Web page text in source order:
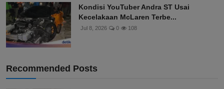
Kondisi YouTuber Andra ST Usai
Kecelakaan McLaren Terbe...
Jul 8, 2026 0 108
Recommended Posts